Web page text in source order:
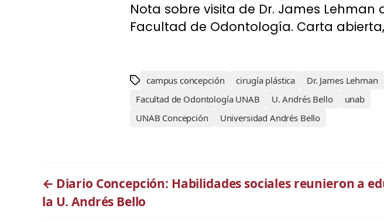
Nota sobre visita de Dr. James
Facultad de Odontología. Carta abierta,
campus concepción cirugía plástica
Dr. James Lehman
Facultad de Odontología UNAB
U. Andrés Bello
unab
UNAB Concepción
Universidad Andrés Bello
← Diario Concepción: Habilidades sociales reunieron a
la U. Andrés Bello